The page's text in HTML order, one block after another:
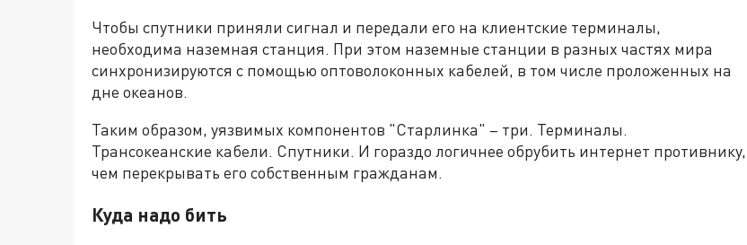
Чтобы спутники приняли сигнал и передали его на клиентские терминалы,
необходима наземная станция. При этом наземные станции в разных частях мира
синхронизируются с помощью оптоволоконных кабелей, в том числе проложенных на
дне океанов.
Таким образом, уязвимых компонентов "Старлинка" – три. Терминалы.
Трансокеанские кабели. Спутники. И гораздо логичнее обрубить интернет противнику,
чем перекрывать его собственным гражданам.
Куда надо бить